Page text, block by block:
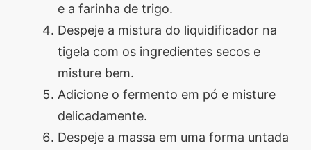
e a farinha de trigo.
Despeje a mistura do liquidificador na
tigela com os ingredientes secos e
misture bem.
Adicione o fermento em pó e misture
delicadamente.
Despeje a massa em uma forma untada